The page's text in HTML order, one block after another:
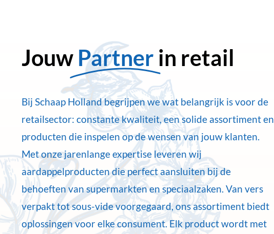
Jouw Partner in retail
Bij Schaap Holland begrijpen we wat belangrijk is voor de
retailsector: constante kwaliteit, een solide assortiment en
producten die inspelen op de wensen van jouw klanten.
Met onze jarenlange expertise leveren wij
aardappelproducten die perfect aansluiten bij de
behoeften van supermarkten en speciaalzaken. Van vers
verpakt tot sous-vide voorgegaard, ons assortiment biedt
oplossingen voor elke consument. Elk product wordt met